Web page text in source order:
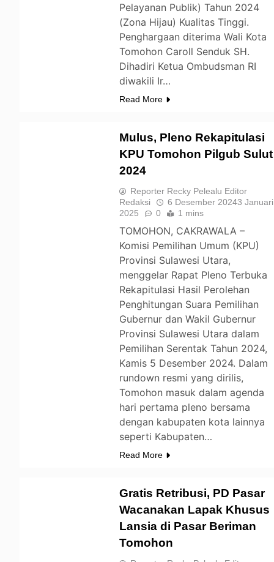
Pelayanan Publik) Tahun 2024
(Zona Hijau) Kualitas Tinggi.
Penghargaan diterima Wali Kota
Tomohon Caroll Senduk SH.
Dihadiri Ketua Ombudsman RI
diwakili Ir…
Read More
Mulus, Pleno Rekapitulasi
KPU Tomohon Pilgub Sulut
2024
Reporter Recky Pelealu Editor
Redaksi
6 Desember 20243 Januari
2025
0 1 mins
TOMOHON, CAKRAWALA –
Komisi Pemilihan Umum (KPU)
Provinsi Sulawesi Utara,
menggelar Rapat Pleno Terbuka
Rekapitulasi Hasil Perolehan
Penghitungan Suara Pemilihan
Gubernur dan Wakil Gubernur
Provinsi Sulawesi Utara dalam
Pemilihan Serentak Tahun 2024,
Kamis 5 Desember 2024. Dalam
rundown resmi yang dirilis,
Tomohon masuk dalam agenda
hari pertama pleno bersama
dengan kabupaten kota lainnya
seperti Kabupaten…
Read More
Gratis Retribusi, PD Pasar
Wacanakan Lapak Khusus
Lansia di Pasar Beriman
Tomohon